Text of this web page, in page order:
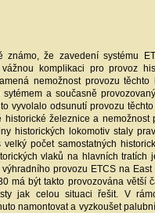
známo, že zavedení systému
komplikaci pro provoz
nemožnost provozu těchto
sytémem a současně
vyvolalo odsunutí provozu
historické železnice a nemožnost
historických lokomotiv staly
počet samostatných
vlaků na hlavních tratích
provozu ETCS na
má být takto provozována větší
jak celou situaci řešit. V
namontovat a vyzkoušet